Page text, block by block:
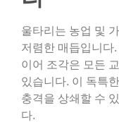
울타리는 농업 및
저렴한 매듭입니다
이어 조각은 모든
있습니다. 이 독특
충격을 상쇄할 수
다.